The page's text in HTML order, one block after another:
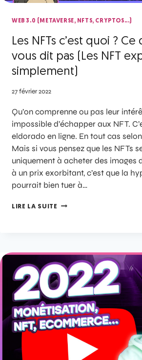
WEB 3.0 (METAVERSE, NFTS, CRYPTOS...)
Les NFTs c’est quoi ? Ce
vous dit pas (Les NFT
simplement)
27 février 2022
Qu’on comprenne ou pas leur
impossible d’échapper aux NFT.
eldorado en ligne. En tout cas
Mais si vous pensez que les NFTs
uniquement à acheter des images
à un prix exorbitant, c’est que la
pourrait bien tuer à…
LIRE LA SUITE